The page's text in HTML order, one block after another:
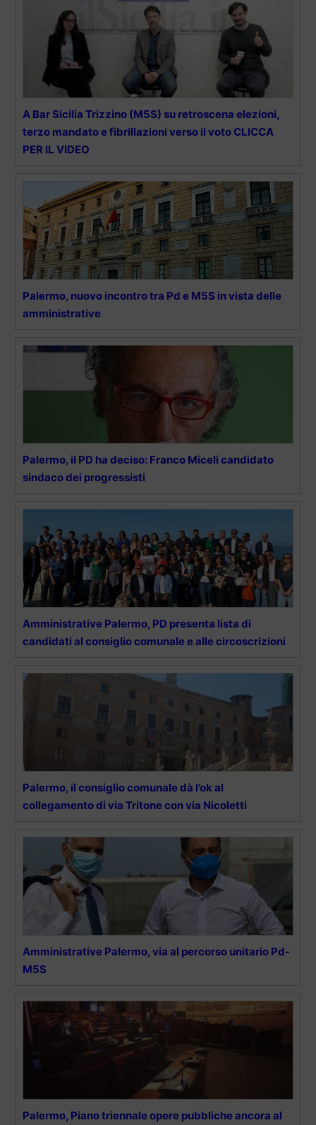
A Bar Sicilia Trizzino (M5S) su retroscena elezioni,
terzo mandato e fibrillazioni verso il voto CLICCA
PER IL VIDEO
Palermo, nuovo incontro tra Pd e M5S in vista delle
amministrative
Palermo, il PD ha deciso: Franco Miceli candidato
sindaco dei progressisti
Amministrative Palermo, PD presenta lista di
candidati al consiglio comunale e alle circoscrizioni
Palermo, il consiglio comunale dà l’ok al
collegamento di via Tritone con via Nicoletti
Amministrative Palermo, via al percorso unitario Pd-
M5S
Palermo, Piano triennale opere pubbliche ancora al